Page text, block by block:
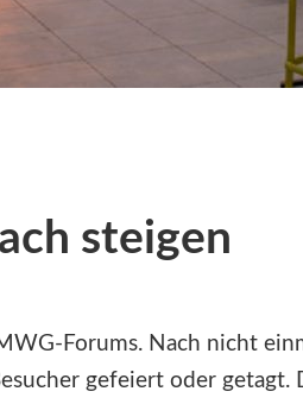
steigen
Forums. Nach nicht
gefeiert oder getagt.